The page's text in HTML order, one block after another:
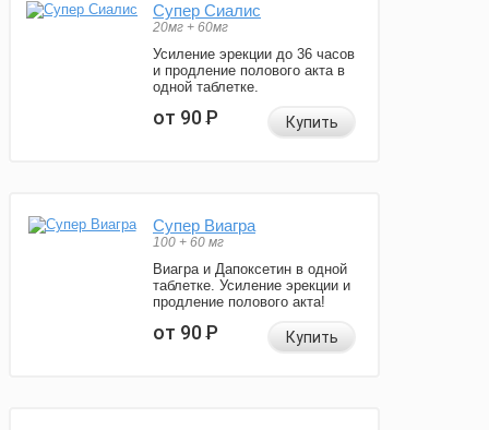
Супер Сиалис
20мг + 60мг
Усиление эрекции до 36 часов
и продление полового акта в
одной таблетке.
от 90Р Купить
Супер Виагра
100 + 60 мг
Виагра и Дапоксетин в одной
таблетке. Усиление эрекции и
продление полового акта!
от 90Р Купить